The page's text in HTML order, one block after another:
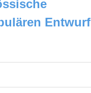
Entwurf